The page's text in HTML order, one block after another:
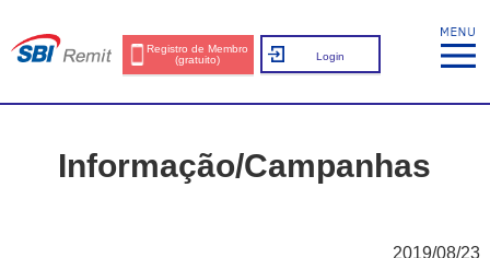
Registro de Membro
(gratuito)
Login
Informação/Campanhas
2019/08/23